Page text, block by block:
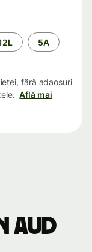
5A
fără adaosuri
Află mai
AUD